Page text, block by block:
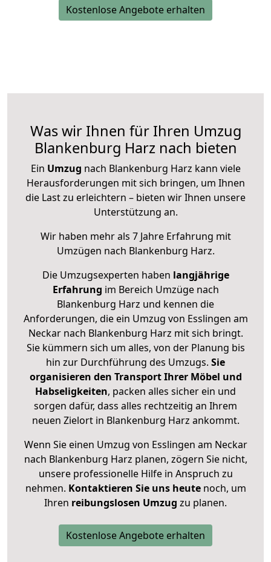
Kostenlose Angebote erhalten
Was wir Ihnen für Ihren Umzug
Blankenburg Harz nach bieten
Ein Umzug nach Blankenburg Harz kann viele
Herausforderungen mit sich bringen, um Ihnen
die Last zu erleichtern – bieten wir Ihnen unsere
Unterstützung an.
Wir haben mehr als 7 Jahre Erfahrung mit
Umzügen nach Blankenburg Harz.
Die Umzugsexperten haben langjährige
Erfahrung im Bereich Umzüge nach
Blankenburg Harz und kennen die
Anforderungen, die ein Umzug von Esslingen am
Neckar nach Blankenburg Harz mit sich bringt.
Sie kümmern sich um alles, von der Planung bis
hin zur Durchführung des Umzugs. Sie
organisieren den Transport Ihrer Möbel und
Habseligkeiten, packen alles sicher ein und
sorgen dafür, dass alles rechtzeitig an Ihrem
neuen Zielort in Blankenburg Harz ankommt.
Wenn Sie einen Umzug von Esslingen am Neckar
nach Blankenburg Harz planen, zögern Sie nicht,
unsere professionelle Hilfe in Anspruch zu
nehmen. Kontaktieren Sie uns heutenoch, um
Ihren reibungslosen Umzug zu planen.
Kostenlose Angebote erhalten